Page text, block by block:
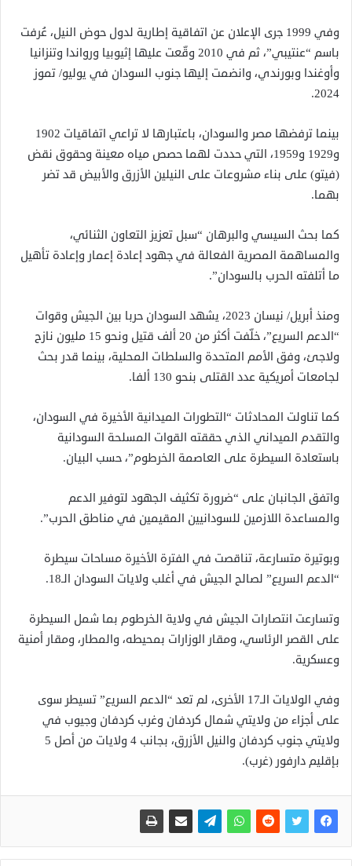
وفي 1999 جرى الإعلان عن اتفاقية إطارية لدول حوض النيل، عُرفت
باسم “عنتيبي”، ثم في 2010 وقّعت عليها إثيوبيا ورواندا وتنزانيا
وأوغندا وبورندي، وانضمت إليها جنوب السودان في يوليو/ تموز
2024.
بينما ترفضها مصر والسودان، باعتبارها لا تراعي اتفاقيات 1902
و1929 و1959، التي حددت لهما حصص مياه معينة وحقوق نقض
(فيتو) على بناء مشروعات على النيلين الأزرق والأبيض قد تضر
بهما.
كما بحث السيسي والبرهان “سبل تعزيز التعاون الثنائي،
والمساهمة المصرية الفعالة في جهود إعادة إعمار وإعادة تأهيل
ما أتلفته الحرب بالسودان”.
ومنذ أبريل/ نيسان 2023، يشهد السودان حربا بين الجيش وقوات
“الدعم السريع”، خلّفت أكثر من 20 ألف قتيل ونحو 15 مليون نازح
ولاجئ، وفق الأمم المتحدة والسلطات المحلية، بينما قدر بحث
لجامعات أمريكية عدد القتلى بنحو 130 ألفا.
كما تناولت المحادثات “التطورات الميدانية الأخيرة في السودان،
والتقدم الميداني الذي حققته القوات المسلحة السودانية
باستعادة السيطرة على العاصمة الخرطوم”، حسب البيان.
واتفق الجانبان على “ضرورة تكثيف الجهود لتوفير الدعم
والمساعدة اللازمين للسودانيين المقيمين في مناطق الحرب”.
وبوتيرة متسارعة، تناقصت في الفترة الأخيرة مساحات سيطرة
“الدعم السريع” لصالح الجيش في أغلب ولايات السودان الـ18.
وتسارعت انتصارات الجيش في ولاية الخرطوم بما شمل السيطرة
على القصر الرئاسي، ومقار الوزارات بمحيطه، والمطار، ومقار أمنية
وعسكرية.
وفي الولايات الـ17 الأخرى، لم تعد “الدعم السريع” تسيطر سوى
على أجزاء من ولايتي شمال كردفان وغرب كردفان وجيوب في
ولايتي جنوب كردفان والنيل الأزرق، بجانب 4 ولايات من أصل 5
بإقليم دارفور (غرب).